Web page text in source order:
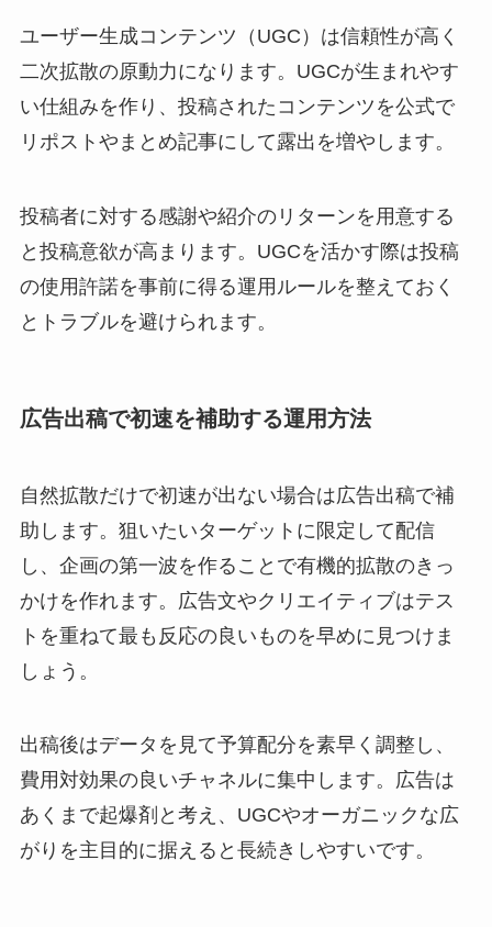
ユーザー生成コンテンツ（UGC）は信頼性が高く
二次拡散の原動力になります。UGCが生まれやす
い仕組みを作り、投稿されたコンテンツを公式で
リポストやまとめ記事にして露出を増やします。
投稿者に対する感謝や紹介のリターンを用意する
と投稿意欲が高まります。UGCを活かす際は投稿
の使用許諾を事前に得る運用ルールを整えておく
とトラブルを避けられます。
広告出稿で初速を補助する運用方法
自然拡散だけで初速が出ない場合は広告出稿で補
助します。狙いたいターゲットに限定して配信
し、企画の第一波を作ることで有機的拡散のきっ
かけを作れます。広告文やクリエイティブはテス
トを重ねて最も反応の良いものを早めに見つけま
しょう。
出稿後はデータを見て予算配分を素早く調整し、
費用対効果の良いチャネルに集中します。広告は
あくまで起爆剤と考え、UGCやオーガニックな広
がりを主目的に据えると長続きしやすいです。